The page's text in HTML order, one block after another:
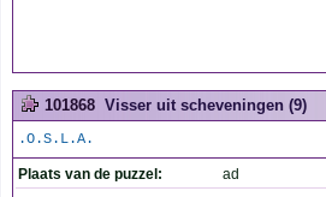
101868 Visser uit scheveningen (9)
.O.S.L.A.
Plaats van de puzzel:
ad